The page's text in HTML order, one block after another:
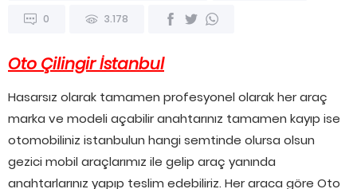
0 3.178
Oto Çilingir İstanbul
Hasarsız olarak tamamen profesyonel olarak her araç
marka ve modeli açabilir anahtarınız tamamen kayıp ise
otomobiliniz istanbulun hangi semtinde olursa olsun
gezici mobil araçlarımız ile gelip araç yanında
anahtarlarınız yapıp teslim edebiliriz. Her araca göre Oto